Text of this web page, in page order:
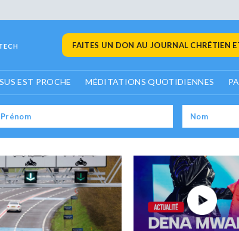
FAITES UN DON AU JOURNAL CHRÉTIEN
EST PROCHE MÉDITATIONS QUOTIDIENNES